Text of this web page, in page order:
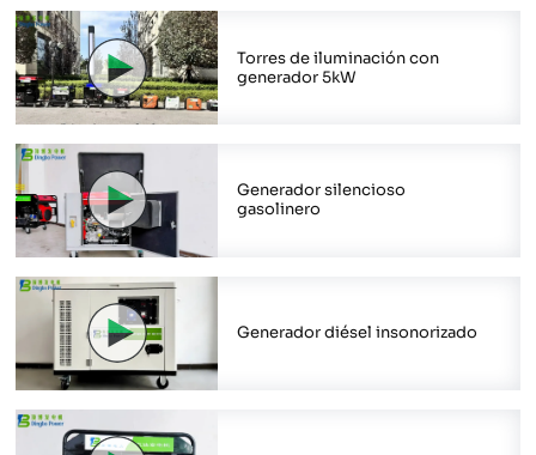
Torres de iluminación con
generador 5kW
Generador silencioso
gasolinero
Generador diésel insonorizado